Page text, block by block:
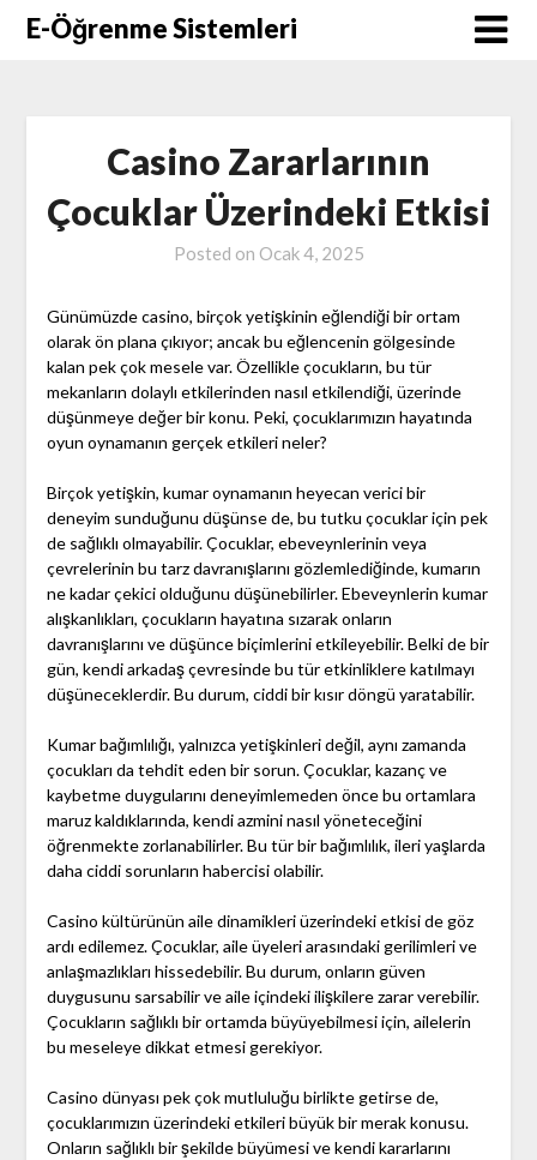
SkipE-Öğrenme Sistemleri
Casino Zararlarının
Çocuklar Üzerindeki Etkisi
Posted on Ocak 4, 2025
Günümüzde casino, birçok yetişkinin eğlendiği bir ortam
olarak ön plana çıkıyor; ancak bu eğlencenin gölgesinde
kalan pek çok mesele var. Özellikle çocukların, bu tür
mekanların dolaylı etkilerinden nasıl etkilendiği, üzerinde
düşünmeye değer bir konu. Peki, çocuklarımızın hayatında
oyun oynamanın gerçek etkileri neler?
Birçok yetişkin, kumar oynamanın heyecan verici bir
deneyim sunduğunu düşünse de, bu tutku çocuklar için pek
de sağlıklı olmayabilir. Çocuklar, ebeveynlerinin veya
çevrelerinin bu tarz davranışlarını gözlemlediğinde, kumarın
ne kadar çekici olduğunu düşünebilirler. Ebeveynlerin kumar
alışkanlıkları, çocukların hayatına sızarak onların
davranışlarını ve düşünce biçimlerini etkileyebilir. Belki de bir
gün, kendi arkadaş çevresinde bu tür etkinliklere katılmayı
düşüneceklerdir. Bu durum, ciddi bir kısır döngü yaratabilir.
Kumar bağımlılığı, yalnızca yetişkinleri değil, aynı zamanda
çocukları da tehdit eden bir sorun. Çocuklar, kazanç ve
kaybetme duygularını deneyimlemeden önce bu ortamlara
maruz kaldıklarında, kendi azmini nasıl yöneteceğini
öğrenmekte zorlanabilirler. Bu tür bir bağımlılık, ileri yaşlarda
daha ciddi sorunların habercisi olabilir.
Casino kültürünün aile dinamikleri üzerindeki etkisi de göz
ardı edilemez. Çocuklar, aile üyeleri arasındaki gerilimleri ve
anlaşmazlıkları hissedebilir. Bu durum, onların güven
duygusunu sarsabilir ve aile içindeki ilişkilere zarar verebilir.
Çocukların sağlıklı bir ortamda büyüyebilmesi için, ailelerin
bu meseleye dikkat etmesi gerekiyor.
Casino dünyası pek çok mutluluğu birlikte getirse de,
çocuklarımızın üzerindeki etkileri büyük bir merak konusu.
Onların sağlıklı bir şekilde büyümesi ve kendi kararlarını